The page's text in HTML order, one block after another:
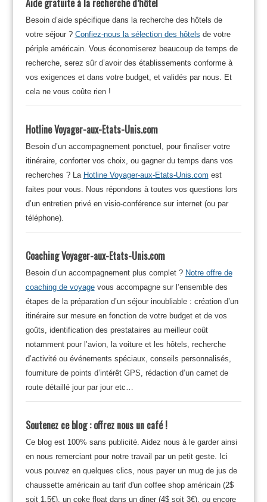
Besoin d’aide spécifique dans la recherche des hôtels de
votre séjour ? Confiez-nous la sélection des hôtels de votre
périple américain. Vous économiserez beaucoup de temps de
recherche, serez sûr d’avoir des établissements conforme à
vos exigences et dans votre budget, et validés par nous. Et
cela ne vous coûte rien !
Hotline Voyager-aux-Etats-Unis.com
Besoin d’un accompagnement ponctuel, pour finaliser votre
itinéraire, conforter vos choix, ou gagner du temps dans vos
recherches ? La Hotline Voyager-aux-Etats-Unis.com est
faites pour vous. Nous répondons à toutes vos questions lors
d’un entretien privé en visio-conférence sur internet (ou par
téléphone).
Coaching Voyager-aux-Etats-Unis.com
Besoin d’un accompagnement plus complet ? Notre offre de
coaching de voyagevous accompagne sur l’ensemble des
étapes de la préparation d’un séjour inoubliable : création d’un
itinéraire sur mesure en fonction de votre budget et de vos
goûts, identification des prestataires au meilleur coût
notamment pour l’avion, la voiture et les hôtels, recherche
d’activité ou événements spéciaux, conseils personnalisés,
fourniture de points d’intérêt GPS, rédaction d’un carnet de
route détaillé jour par jour etc…
Soutenez ce blog : offrez nous un café !
Ce blog est 100% sans publicité. Aidez nous à le garder ainsi
en nous remerciant pour notre travail par un petit geste. Ici
vous pouvez en quelques clics, nous payer un mug de jus de
chaussette américain au tarif d'un coffee shop américain (2$
soit 1.5€), un coke float dans un diner (4$ soit 3€), ou encore